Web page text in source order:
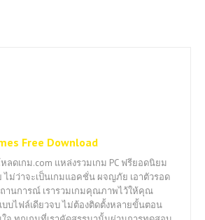
Free Download
ลดเกม.com แหล่งรวมเกม PC ฟรียอดนิยม
ไม่ว่าจะเป็นเกมแอคชั่น ผจญภัย เอาตัวรอด
านการณ์ เรารวมเกมคุณภาพไว้ให้คุณ
บบไฟล์เดียวจบ ไม่ต้องติดตั้งหลายขั้นตอน